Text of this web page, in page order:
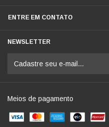
ENTRE EM CONTATO
NEWSLETTER
Meios de pagamento